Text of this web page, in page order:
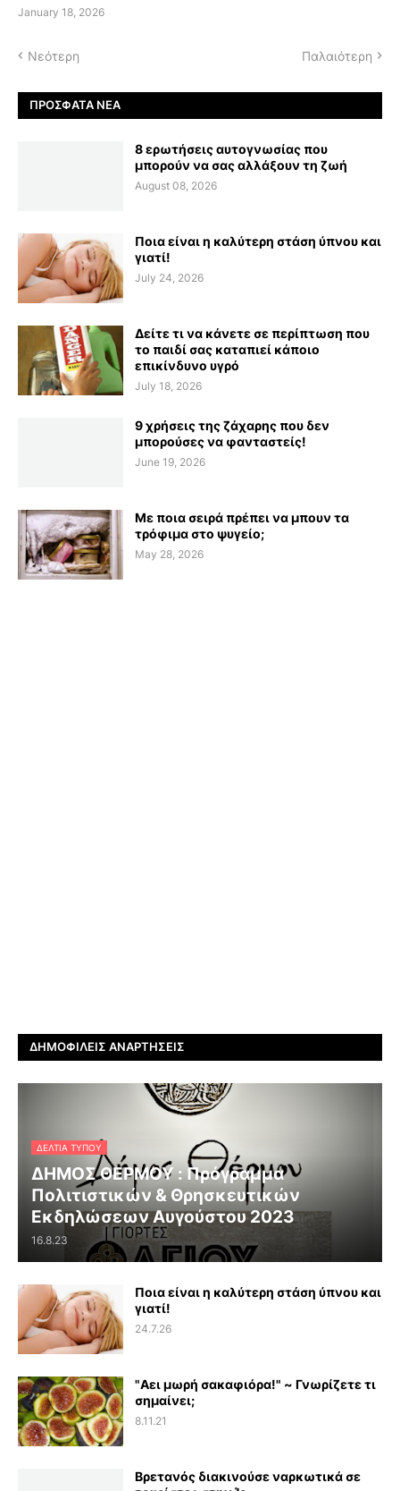
January 18, 2026
Νεότερη Παλαιότερη
ΠΡΌΣΦΑΤΑ ΝΈΑ
8 ερωτήσεις αυτογνωσίας που
μπορούν να σας αλλάξουν τη ζωή
August 08, 2026
Ποια είναι η καλύτερη στάση ύπνου και
γιατί!
July 24, 2026
Δείτε τι να κάνετε σε περίπτωση που
το παιδί σας καταπιεί κάποιο
επικίνδυνο υγρό
July 18, 2026
9 χρήσεις της ζάχαρης που δεν
μπορούσες να φανταστείς!
June 19, 2026
Με ποια σειρά πρέπει να μπουν τα
τρόφιμα στο ψυγείο;
May 28, 2026
ΔΗΜΟΦΙΛΕΊΣ ΑΝΑΡΤΉΣΕΙΣ
ΔΕΛΤΊΑ ΤΎΠΟΥ
ΔΗΜΟΣ ΘΕΡΜΟΥ : Πρόγραμμα
Πολιτιστικών & Θρησκευτικών
Εκδηλώσεων Αυγούστου 2023
16.8.23
Ποια είναι η καλύτερη στάση ύπνου και
γιατί!
24.7.26
"Αει μωρή σακαφιόρα!" ~ Γνωρίζετε τι
σημαίνει;
8.11.21
Βρετανός διακινούσε ναρκωτικά σε